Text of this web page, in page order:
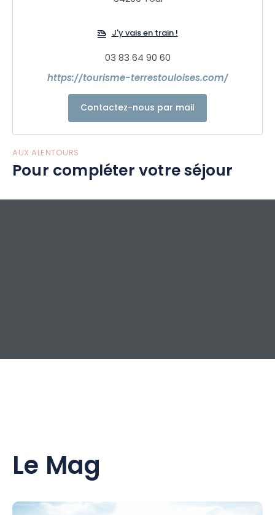
J'y vais en train !
03 83 64 90 60
https://tourisme-terrestouloises.com/
Contactez-nous par mail
AUX ALENTOURS
Pour compléter votre séjour
Le Mag